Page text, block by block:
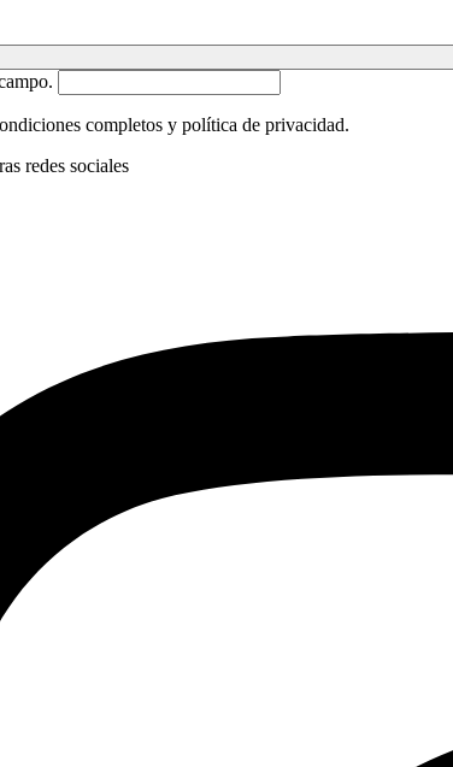
completos y política de privacidad.
redes sociales